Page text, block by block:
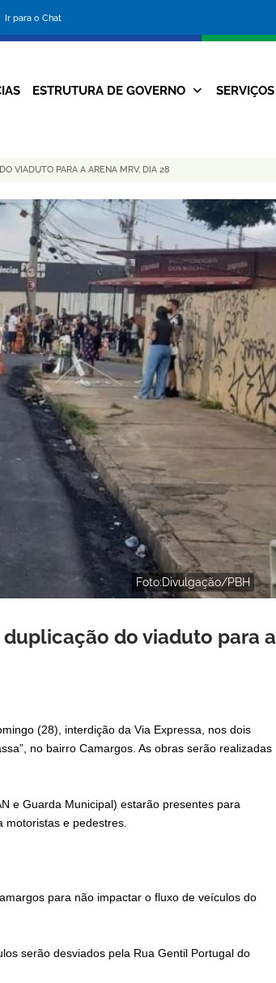
Ir para o Chat
da
Prefeitura
Navegação
ESTRUTURA DE GOVERNO SERVIÇOS
VIADUTO PARA A ARENA MRV, DIA 28
Foto:Divulgação/PBH
do viaduto para a
(28), interdição da Via Expressa, nos dois
no bairro Camargos. As obras serão realizadas
e Guarda Municipal) estarão presentes para
motoristas e pedestres.
para não impactar o fluxo de veículos do
serão desviados pela Rua Gentil Portugal do